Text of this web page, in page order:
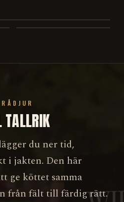
TALLRIK
du ner tid,
i jakten. Den här
ge köttet samma
från fält till färdig rätt.